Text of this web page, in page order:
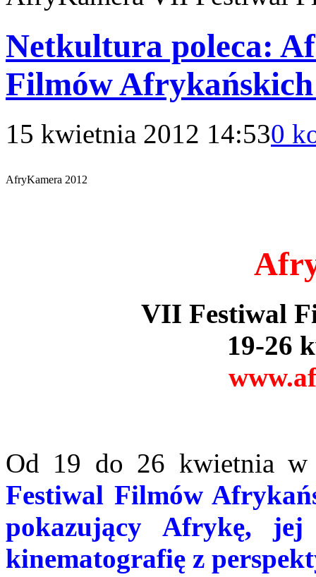
Netkultura poleca:
Filmów
15 kwietnia 2012 14:530
AfryKamera 2012
VII Festiwal
19-26
Od 19 do 26 kwietnia w
Festiwal Filmów
pokazujący Afrykę,
kinematografię z